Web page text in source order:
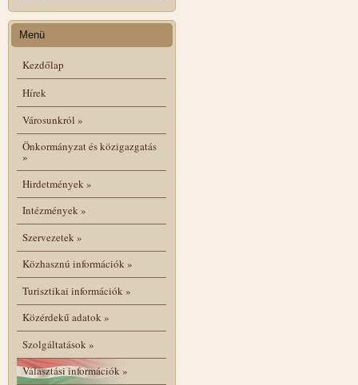
Menü
Kezdőlap
Hírek
Városunkról »
Önkormányzat és közigazgatás
»
Hirdetmények»
Intézmények»
Szervezetek»
Közhasznú információk»
Turisztikai információk»
Közérdekű adatok»
Szolgáltatások»
Választási információk»